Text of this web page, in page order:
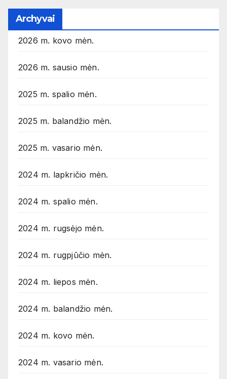
Archyvai
2026 m. kovo mėn.
2026 m. sausio mėn.
2025 m. spalio mėn.
2025 m. balandžio mėn.
2025 m. vasario mėn.
2024 m. lapkričio mėn.
2024 m. spalio mėn.
2024 m. rugsėjo mėn.
2024 m. rugpjūčio mėn.
2024 m. liepos mėn.
2024 m. balandžio mėn.
2024 m. kovo mėn.
2024 m. vasario mėn.